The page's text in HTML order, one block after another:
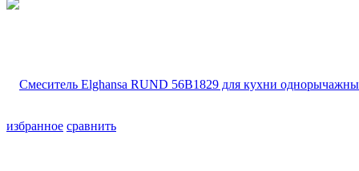
избранное сравнить